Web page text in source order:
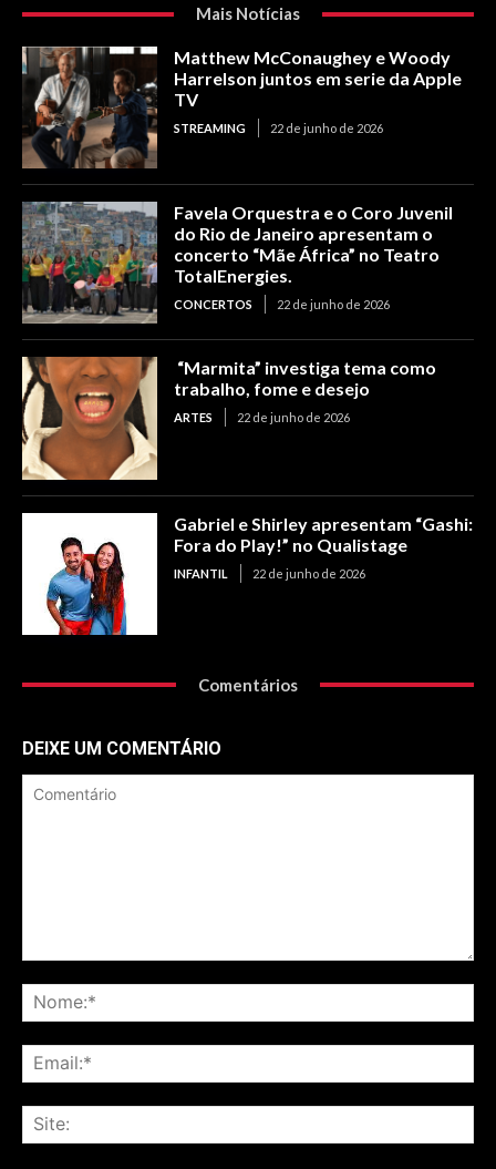
Mais Notícias
Matthew McConaughey e Woody
Harrelson juntos em serie da Apple
TV
STREAMING 22 de junho de 2026
Favela Orquestra e o Coro Juvenil
do Rio de Janeiro apresentam o
concerto “Mãe África” no Teatro
TotalEnergies.
CONCERTOS 22 de junho de 2026
“Marmita” investiga tema como
trabalho, fome e desejo
ARTES 22 de junho de 2026
Gabriel e Shirley apresentam “Gashi:
Fora do Play!” no Qualistage
INFANTIL 22 de junho de 2026
Comentários
DEIXE UM COMENTÁRIO